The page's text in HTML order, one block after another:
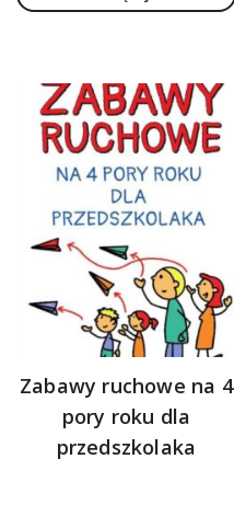
Zabawy ruchowe na 4
pory roku dla
przedszkolaka